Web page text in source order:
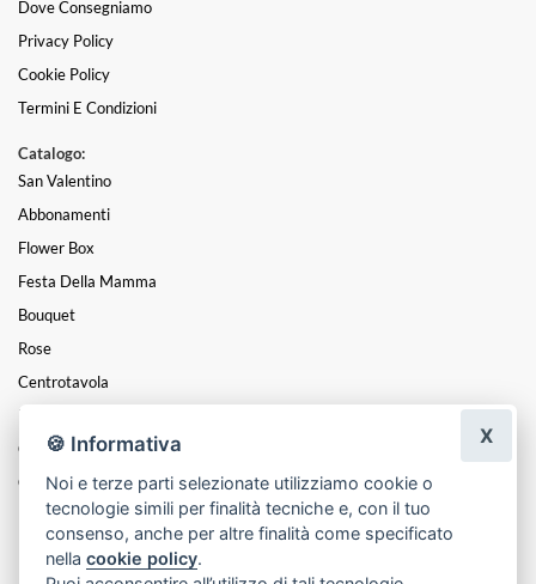
Dove Consegniamo
Privacy Policy
Cookie Policy
Termini E Condizioni
Catalogo:
San Valentino
Abbonamenti
Flower Box
Festa Della Mamma
Bouquet
Rose
Centrotavola
Mazzi
Coroncine
Composizioni
Funebre
🍪 Informativa
Noi e terze parti selezionate utilizziamo cookie o
tecnologie simili per finalità tecniche e, con il tuo
consenso, anche per altre finalità come specificato
nellacookie policy.
X